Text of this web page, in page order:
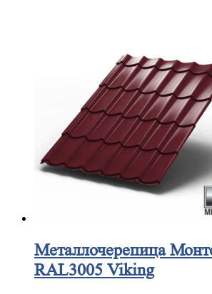
Металлочерепица
RAL3005 Viking